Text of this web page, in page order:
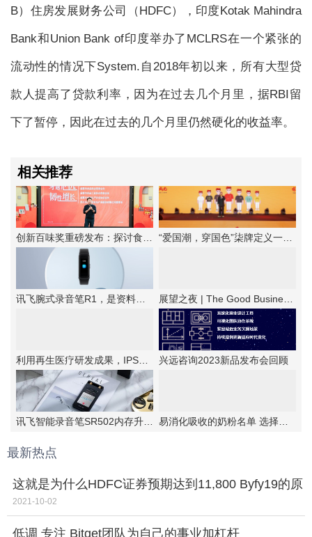
B）住房发展财务公司（HDFC），印度Kotak Mahindra
Bank和Union Bank of印度举办了MCLRS在一个紧张的
流动性的情况下System.自2018年初以来，所有大型贷
款人提高了贷款利率，因为在过去几个月里，据RBI留
下了暂停，因此在过去的几个月里仍然硬化的收益率。
相关推荐
兴远咨询2023新品发布会回顾
最新热点
这就是为什么HDFC证券预期达到11,800 Byfy19的原
因
2021-10-02
低调 专注 Bitget团队为自己的事业加杠杆